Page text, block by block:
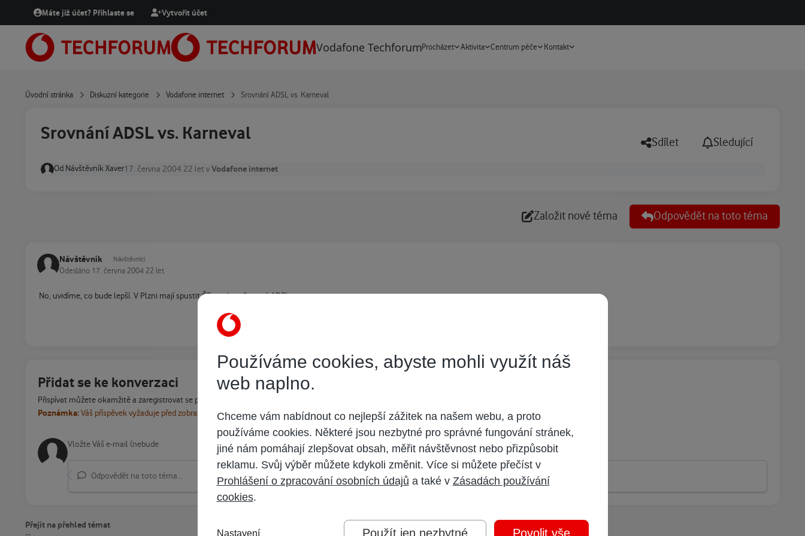
Přejít na obsah
Máte již účet? Přihlaste se Vytvořit účet
Vodafone TechforumProcházet Aktivita Centrum péče Kontakt
Úvodní stránka Diskuzní kategorie Vodafone internet Srovnání ADSL vs. Karneval
Srovnání ADSL vs. Karneval Sdílet Sledující
Od Návštěvník Xaver17. června 2004 22 let vVodafone internet
Založit nové téma Odpovědět na toto téma
Návštěvník Návštěvníci
Odesláno 17. června 2004 22 let
No, uvidíme, co bude lepší. V Plzni mají spustit ČRa unbundlované ADSL.
Přidat se ke konverzaci
Přispívat můžete okamžitě a zaregistrovat se později. Pokud máte účet,
Poznámka:Váš příspěvek vyžaduje před zobrazením schválení moderátorem.
Odpovědět na toto téma...
Přejít na přehled témat
Používáme cookies, abyste mohli využít náš
web naplno.
Chceme vám nabídnout co nejlepší zážitek na našem webu, a proto
používáme cookies. Některé jsou nezbytné pro správné fungování stránek,
jiné nám pomáhají zlepšovat obsah, měřit návštěvnost nebo přizpůsobit
reklamu. Svůj výběr můžete kdykoli změnit. Více si můžete přečíst v
Prohlášení o zpracování osobních údajů a také v Zásadách používání
cookies.
Použít jen nezbytné Povolit vše
Nastavení